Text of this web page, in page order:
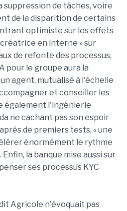
suppression de tâches, voire
de la disparition de certains
optimiste sur les effets
en interne » sur
de refonte des processus,
le groupe aura la
agent, mutualisé à l'échelle
et conseiller les
également l'ingénierie
ne cachant pas son espoir
de premiers tests, « une
énormément le rythme
la banque mise aussi sur
ses processus KYC
Agricole n'évoquait pas